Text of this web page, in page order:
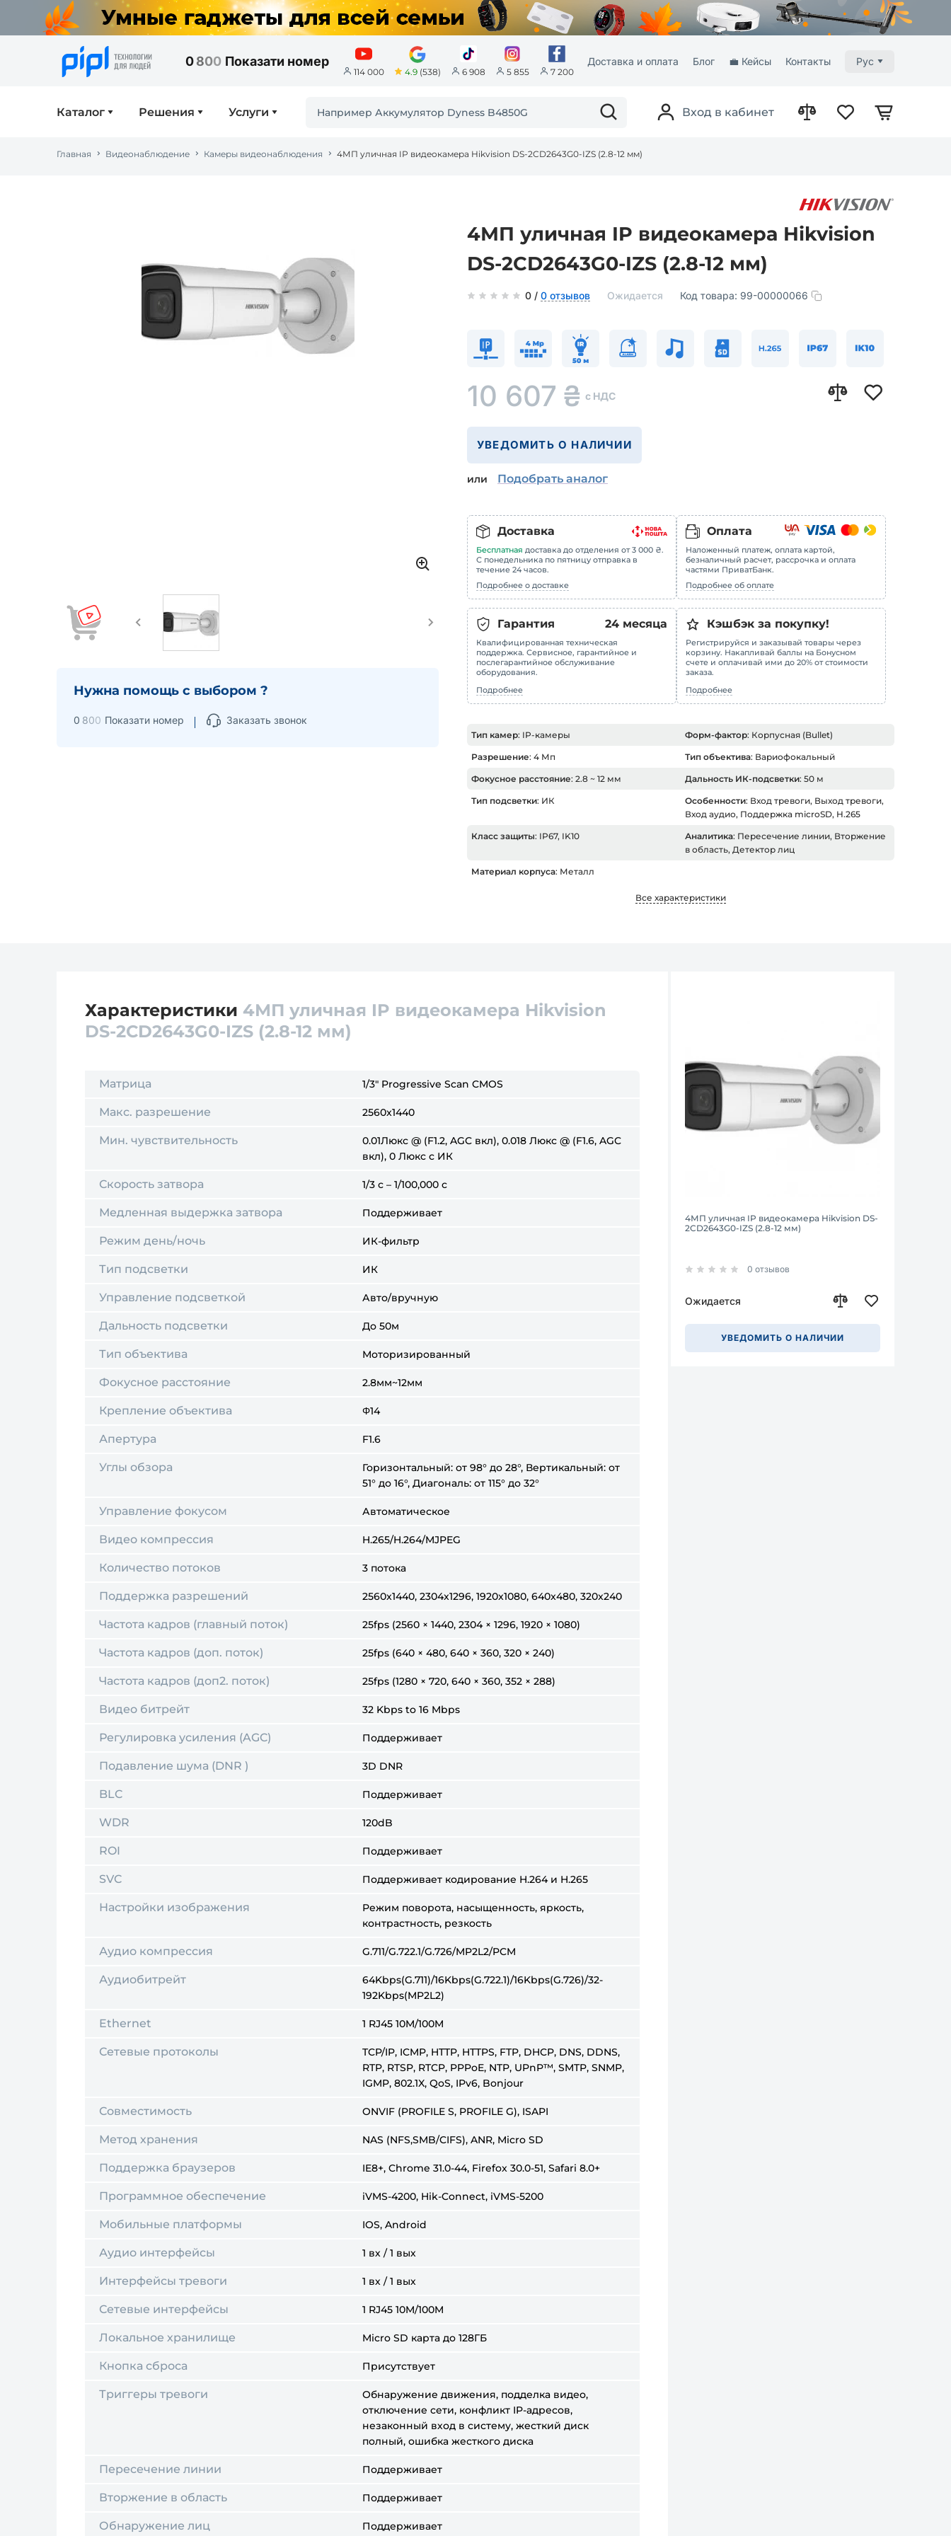
0800 Показати номер
114 000 4.9 (538) 6 908 5 855 7 200
Доставка и оплата Блог 💼 Кейсы Контакты Рус
Каталог Решения Услуги Вход в кабинет
Главная Видеонаблюдение Камеры видеонаблюдения 4МП уличная IP видеокамера Hikvision DS-2CD2643G0-IZS (2.8-12 мм)
Нужна помощь с выбором ?
0 800 Показати номер Заказать звонок
4МП уличная IP видеокамера Hikvision
DS-2CD2643G0-IZS (2.8-12 мм)
0 / 0 отзывов Ожидается Код товара: 99-00000066
10 607 ₴ с НДС
УВЕДОМИТЬ О НАЛИЧИИ
или Подобрать аналог
Доставка
Бесплатная доставка до отделения от 3 000 ₴.
С понедельника по пятницу отправка в
течение 24 часов.
Подробнее о доставке
Оплата
Наложенный платеж, оплата картой,
безналичный расчет, рассрочка и оплата
частями ПриватБанк.
Подробнее об оплате
Гарантия 24 месяца
Квалифицированная техническая
поддержка. Сервисное, гарантийное и
послегарантийное обслуживание
оборудования.
Подробнее
Кэшбэк за покупку!
Регистрируйся и заказывай товары через
корзину. Накапливай баллы на Бонусном
счете и оплачивай ими до 20% от стоимости
заказа.
Подробнее
Тип камер: IP-камеры Форм-фактор: Корпусная (Bullet)
Разрешение: 4 Мп Тип объектива: Вариофокальный
Фокусное расстояние: 2.8 ~ 12 мм Дальность ИК-подсветки: 50 м
Тип подсветки: ИК Особенности: Вход тревоги, Выход тревоги,
Вход аудио, Поддержка microSD, H.265
Класс защиты: IP67, IK10 Аналитика: Пересечение линии, Вторжение
в область, Детектор лиц
Материал корпуса: Металл
Все характеристики
Характеристики 4МП уличная IP видеокамера Hikvision
DS-2CD2643G0-IZS (2.8-12 мм)
Матрица 1/3" Progressive Scan CMOS
Макс. разрешение 2560x1440
Мин. чувствительность
0.01Люкс @ (F1.2, AGC вкл), 0.018 Люкс @ (F1.6, AGC
вкл), 0 Люкс с ИК
Скорость затвора 1/3 с – 1/100,000 с
Медленная выдержка затвора Поддерживает
Режим день/ночь ИК-фильтр
Тип подсветки ИК
Управление подсветкой Авто/вручную
Дальность подсветки До 50м
Тип объектива Моторизированный
Фокусное расстояние 2.8мм~12мм
Крепление объектива Φ14
Апертура F1.6
Углы обзора
Горизонтальный: от 98° до 28°, Вертикальный: от
51° до 16°, Диагональ: от 115° до 32°
Управление фокусом Автоматическое
Видео компрессия H.265/H.264/MJPEG
Количество потоков 3 потока
Поддержка разрешений 2560x1440, 2304x1296, 1920x1080, 640x480, 320x240
Частота кадров (главный поток) 25fps (2560 × 1440, 2304 × 1296, 1920 × 1080)
Частота кадров (доп. поток) 25fps (640 × 480, 640 × 360, 320 × 240)
Частота кадров (доп2. поток) 25fps (1280 × 720, 640 × 360, 352 × 288)
Видео битрейт 32 Kbps to 16 Mbps
Регулировка усиления (AGC) Поддерживает
Подавление шума (DNR ) 3D DNR
BLC Поддерживает
WDR 120dB
ROI Поддерживает
SVC Поддерживает кодирование H.264 и H.265
Настройки изображения
Режим поворота, насыщенность, яркость,
контрастность, резкость
Аудио компрессия G.711/G.722.1/G.726/MP2L2/PCM
Аудиобитрейт
64Kbps(G.711)/16Kbps(G.722.1)/16Kbps(G.726)/32-
192Kbps(MP2L2)
Ethernet 1 RJ45 10M/100M
Сетевые протоколы
TCP/IP, ICMP, HTTP, HTTPS, FTP, DHCP, DNS, DDNS,
RTP, RTSP, RTCP, PPPoE, NTP, UPnP™, SMTP, SNMP,
IGMP, 802.1X, QoS, IPv6, Bonjour
Совместимость ONVIF (PROFILE S, PROFILE G), ISAPI
Метод хранения NAS (NFS,SMB/CIFS), ANR, Micro SD
Поддержка браузеров IE8+, Chrome 31.0-44, Firefox 30.0-51, Safari 8.0+
Программное обеспечение iVMS-4200, Hik-Connect, iVMS-5200
Мобильные платформы IOS, Android
Аудио интерфейсы 1 вх / 1 вых
Интерфейсы тревоги 1 вх / 1 вых
Сетевые интерфейсы 1 RJ45 10M/100M
Локальное хранилище Micro SD карта до 128ГБ
Кнопка сброса Присутствует
Триггеры тревоги
Обнаружение движения, подделка видео,
отключение сети, конфликт IP-адресов,
незаконный вход в систему, жесткий диск
полный, ошибка жесткого диска
Пересечение линии Поддерживает
Вторжение в область Поддерживает
Обнаружение лиц Поддерживает
4МП уличная IP видеокамера Hikvision DS-
2CD2643G0-IZS (2.8-12 мм)
0 отзывов
Ожидается
УВЕДОМИТЬ О НАЛИЧИИ